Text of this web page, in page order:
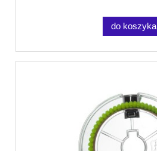
do koszyka